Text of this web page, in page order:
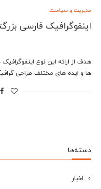
مدیریت و سیاست
اینفوگرافیک فارسی
هدف از ارائه این نوع
ها و ایده های مختلف طراحی
دسته‌ها
اخبار